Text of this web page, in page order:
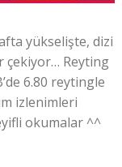
yükselişte, dizi
çekiyor… Reyting
6.80 reytingle
izlenimleri
okumalar ^^